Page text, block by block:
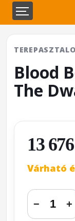
Blood
The
13
Várható
− +